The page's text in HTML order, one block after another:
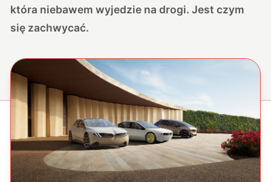
która niebawem wyjedzie na drogi. Jest czym
się zachwycać.